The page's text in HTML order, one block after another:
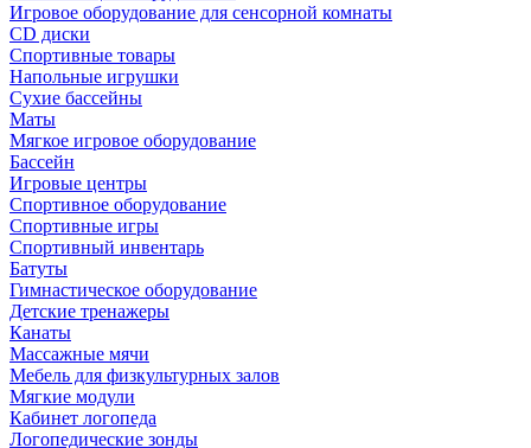
Игровое оборудование для сенсорной комнаты
CD диски
Спортивные товары
Напольные игрушки
Сухие бассейны
Маты
Мягкое игровое оборудование
Бассейн
Игровые центры
Спортивное оборудование
Спортивные игры
Спортивный инвентарь
Батуты
Гимнастическое оборудование
Детские тренажеры
Канаты
Массажные мячи
Мебель для физкультурных залов
Мягкие модули
Кабинет логопеда
Логопедические зонды